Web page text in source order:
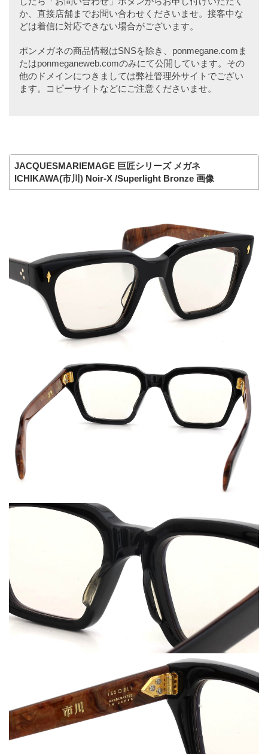
か、直接店舗までお問い合わせくださいませ。接客中な
どは着信に対応できない場合がございます。
ポンメガネの商品情報はSNSを除き、ponmegane.comま
たはponmeganeweb.comのみにて公開しています。その
他のドメインにつきましては弊社管理外サイトでござい
ます。コピーサイトなどにご注意くださいませ。
JACQUESMARIEMAGE 巨匠シリーズ メガネ
ICHIKAWA(市川) Noir-X /Superlight Bronze 画像